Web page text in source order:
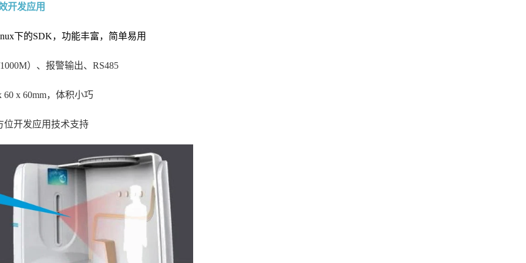
开发应用
下的SDK，功能丰富，简单易用
）、报警输出、RS485
60 x 60mm，体积小巧
位开发应用技术支持